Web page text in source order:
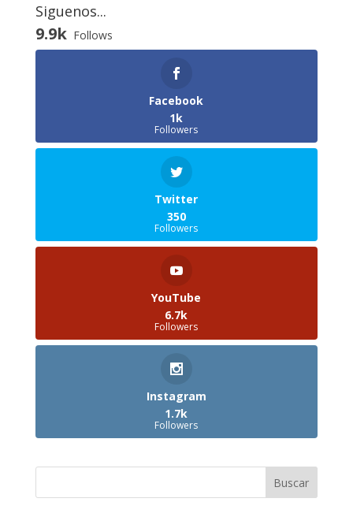
Siguenos...
9.9k Follows
Facebook
1k
Followers
Twitter
350
Followers
YouTube
6.7k
Followers
Instagram
1.7k
Followers